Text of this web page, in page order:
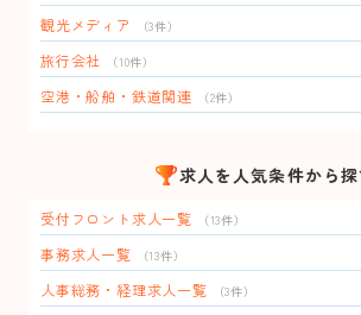
観光メディア （3件）
旅行会社 （10件）
空港・船舶・鉄道関連 （2件）
求人を人気条件から
受付フロント求人一覧 （13件）
事務求人一覧 （13件）
人事総務・経理求人一覧 （3件）